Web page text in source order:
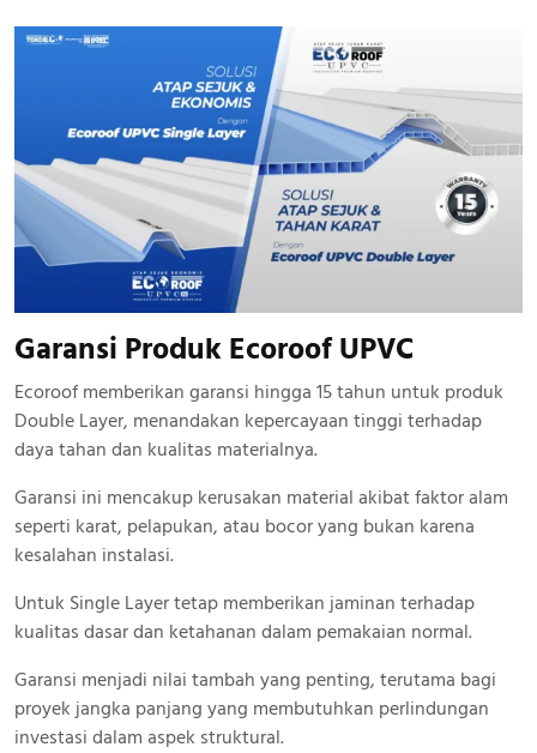
Garansi Produk Ecoroof UPVC
Ecoroof memberikan garansi hingga 15 tahun untuk produk
Double Layer, menandakan kepercayaan tinggi terhadap
daya tahan dan kualitas materialnya.
Garansi ini mencakup kerusakan material akibat faktor alam
seperti karat, pelapukan, atau bocor yang bukan karena
kesalahan instalasi.
Untuk Single Layer tetap memberikan jaminan terhadap
kualitas dasar dan ketahanan dalam pemakaian normal.
Garansi menjadi nilai tambah yang penting, terutama bagi
proyek jangka panjang yang membutuhkan perlindungan
investasi dalam aspek struktural.